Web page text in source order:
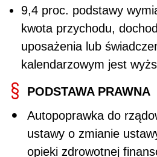
9,4 proc. podstawy
kwota przychodu,
uposażenia lub
kalendarzowym jest
PODSTAWA PRAWNA
Autopoprawka do
ustawy o zmianie
opieki zdrowotnej